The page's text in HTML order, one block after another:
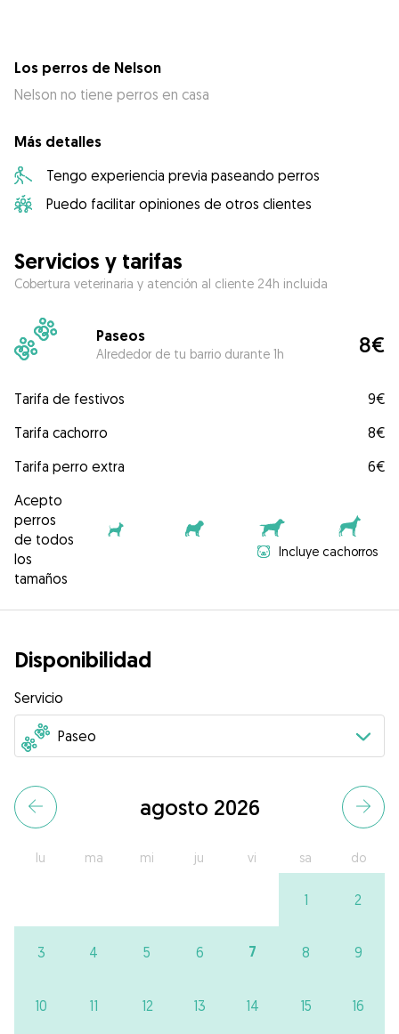
Los perros de Nelson
Nelson no tiene perros en casa
Más detalles
Tengo experiencia previa paseando perros
Puedo facilitar opiniones de otros clientes
Servicios y tarifas
Cobertura veterinaria y atención al cliente 24h incluida
Paseos
Alrededor de tu barrio durante 1h 8€
Tarifa de festivos
9€
Tarifa cachorro
8€
Tarifa perro extra
6€
Acepto
perros
de todos
los
tamaños
Incluye cachorros
Disponibilidad
Servicio
agosto 2026
lu ma mi ju vi sa do
1 2
3 4 5 6 7 8 9
10 11 12 13 14 15 16